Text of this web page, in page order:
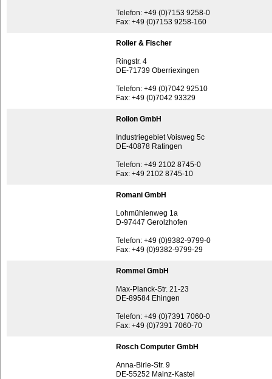
Telefon: +49 (0)7153 9258-0
Fax: +49 (0)7153 9258-160
Roller & Fischer
Ringstr. 4
DE-71739 Oberriexingen
Telefon: +49 (0)7042 92510
Fax: +49 (0)7042 93329
Rollon GmbH
Industriegebiet Voisweg 5c
DE-40878 Ratingen
Telefon: +49 2102 8745-0
Fax: +49 2102 8745-10
Romani GmbH
Lohmühlenweg 1a
D-97447 Gerolzhofen
Telefon: +49 (0)9382-9799-0
Fax: +49 (0)9382-9799-29
Rommel GmbH
Max-Planck-Str. 21-23
DE-89584 Ehingen
Telefon: +49 (0)7391 7060-0
Fax: +49 (0)7391 7060-70
Rosch Computer GmbH
Anna-Birle-Str. 9
DE-55252 Mainz-Kastel